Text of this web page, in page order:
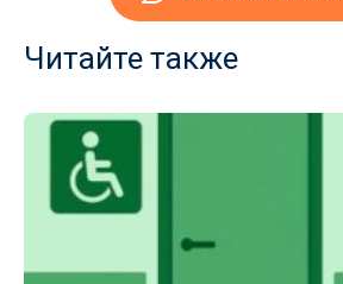
Читайте также